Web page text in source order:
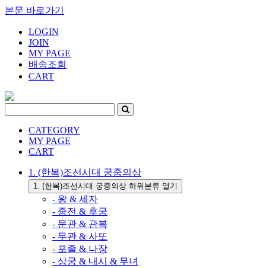
본문 바로가기
LOGIN
JOIN
MY PAGE
배송조회
CART
CATEGORY
MY PAGE
CART
1. (한복)조선시대 궁중의상
1. (한복)조선시대 궁중의상 하위분류 열기
- 왕 & 세자
- 중전 & 후궁
- 문관 & 관복
- 무관 & 사또
- 포졸 & 나장
- 상궁 & 내시 & 무녀